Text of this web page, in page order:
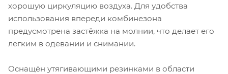
хорошую циркуляцию воздуха. Для удобства
использования впереди комбинезона
предусмотрена застёжка на молнии, что делает его
легким в одевании и снимании.
Оснащён утягивающими резинками в области